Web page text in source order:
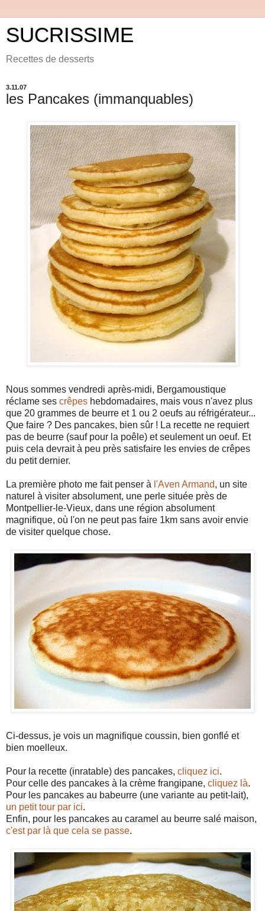
SUCRISSIME
Recettes de desserts
3.11.07
les Pancakes (immanquables)
Nous sommes vendredi après-midi, Bergamoustique
réclame ses crêpes hebdomadaires, mais vous n'avez plus
que 20 grammes de beurre et 1 ou 2 oeufs au réfrigérateur...
Que faire ? Des pancakes, bien sûr ! La recette ne requiert
pas de beurre (sauf pour la poêle) et seulement un oeuf. Et
puis cela devrait à peu près satisfaire les envies de crêpes
du petit dernier.
La première photo me fait penser à l'Aven Armand, un site
naturel à visiter absolument, une perle située près de
Montpellier-le-Vieux, dans une région absolument
magnifique, où l'on ne peut pas faire 1km sans avoir envie
de visiter quelque chose.
Ci-dessus, je vois un magnifique coussin, bien gonflé et
bien moelleux.
Pour la recette (inratable) des pancakes, cliquez ici.
Pour celle des pancakes à la crème frangipane, cliquez là.
Pour les pancakes au babeurre (une variante au petit-lait),
un petit tour par ici.
Enfin, pour les pancakes au caramel au beurre salé maison,
c'est par là que cela se passe.